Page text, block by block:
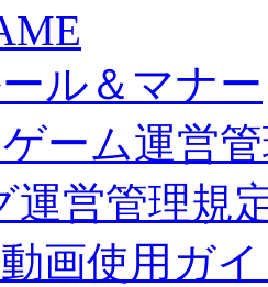
ル＆マナー
ーム運営
運営管理規
画使用ガ